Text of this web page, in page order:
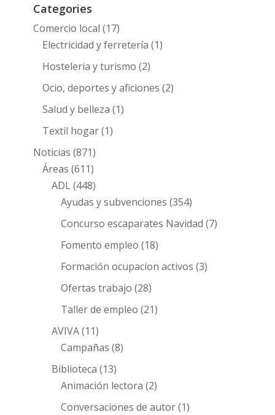
Categories
Comercio local (17)
Electricidad y ferretería (1)
Hosteleria y turismo (2)
Ocio, deportes y aficiones (2)
Salud y belleza (1)
Textil hogar(1)
Noticias (871)
Áreas (611)
ADL(448)
Ayudas y subvenciones (354)
Concurso escaparates Navidad (7)
Fomento empleo (18)
Formación ocupacion activos (3)
Ofertas trabajo (28)
Taller de empleo (21)
AVIVA(11)
Campañas (8)
Biblioteca (13)
Animación lectora (2)
Conversaciones de autor(1)